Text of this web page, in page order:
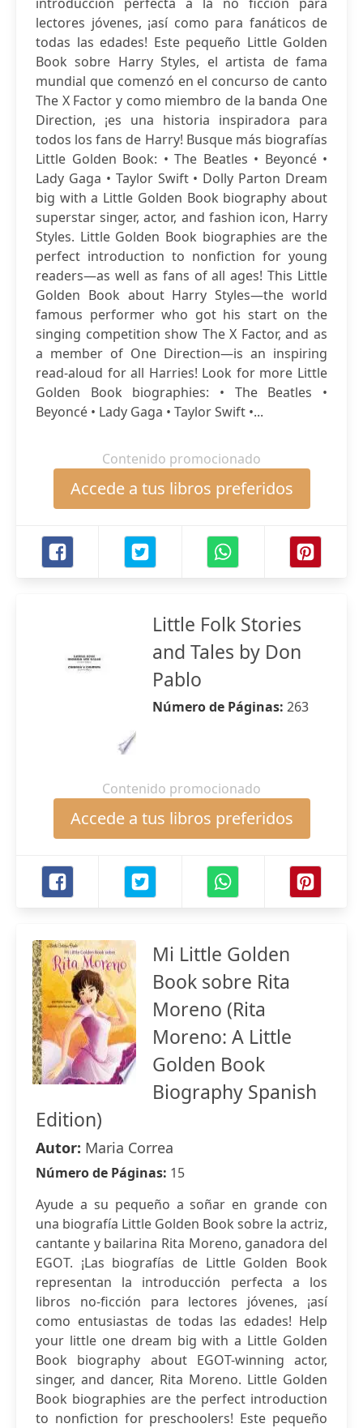
lectores jóvenes, ¡así como para fanáticos de
todas las edades! Este pequeño Little Golden
Book sobre Harry Styles, el artista de fama
mundial que comenzó en el concurso de canto
The X Factor y como miembro de la banda One
Direction, ¡es una historia inspiradora para
todos los fans de Harry! Busque más biografías
Little Golden Book: • The Beatles • Beyoncé •
Lady Gaga • Taylor Swift • Dolly Parton Dream
big with a Little Golden Book biography about
superstar singer, actor, and fashion icon, Harry
Styles. Little Golden Book biographies are the
perfect introduction to nonfiction for young
readers—as well as fans of all ages! This Little
Golden Book about Harry Styles—the world
famous performer who got his start on the
singing competition show The X Factor, and as
a member of One Direction—is an inspiring
read-aloud for all Harries! Look for more Little
Golden Book biographies: • The Beatles •
Beyoncé • Lady Gaga • Taylor Swift •...
Contenido promocionado
Accede a tus libros preferidos
Little Folk Stories
and Tales by Don
Pablo
Número de Páginas: 263
Contenido promocionado
Accede a tus libros preferidos
Mi Little Golden
Book sobre Rita
Moreno (Rita
Moreno: A Little
Golden Book
Biography Spanish
Edition)
Autor: Maria Correa
Número de Páginas: 15
Ayude a su pequeño a soñar en grande con
una biografía Little Golden Book sobre la actriz,
cantante y bailarina Rita Moreno, ganadora del
EGOT. ¡Las biografías de Little Golden Book
representan la introducción perfecta a los
libros no-ficción para lectores jóvenes, ¡así
como entusiastas de todas las edades! Help
your little one dream big with a Little Golden
Book biography about EGOT-winning actor,
singer, and dancer, Rita Moreno. Little Golden
Book biographies are the perfect introduction
to nonfiction for preschoolers! Este pequeño